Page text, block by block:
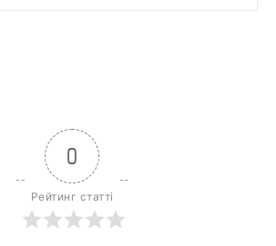
0
Рейтинг статті